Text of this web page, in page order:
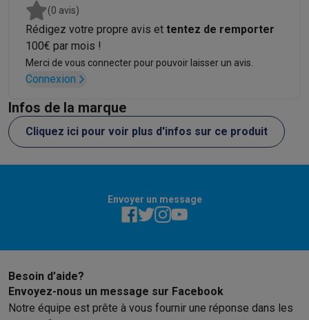
(0 avis)
Rédigez votre propre avis et tentez de remporter
100€ par mois !
Merci de vous connecter pour pouvoir laisser un avis.
Connexion
Infos de la marque
Cliquez ici pour voir plus d'infos sur ce produit
Envoyer un message
Besoin d’aide?
Envoyez-nous un message sur Facebook
Notre équipe est prête à vous fournir une réponse dans les